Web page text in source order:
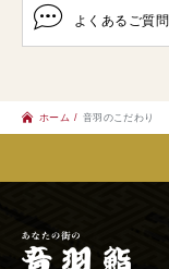
よくあるご質問
ホーム 音羽のこだわり